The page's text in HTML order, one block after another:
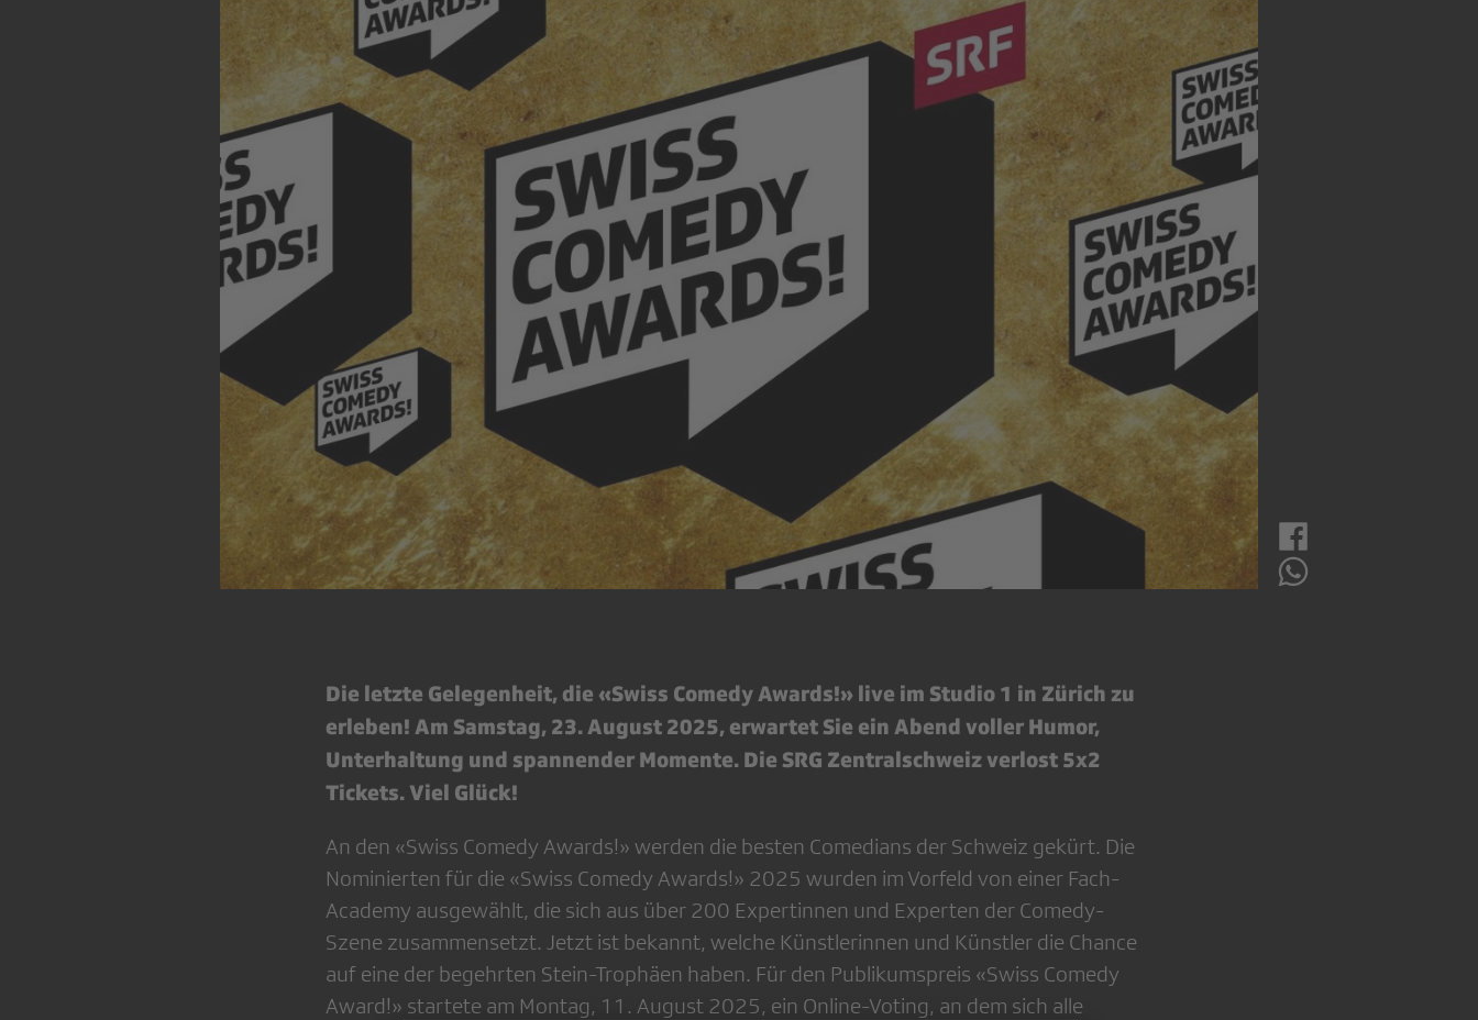
Die letzte Gelegenheit, die «Swiss Comedy Awards!» live im Studio 1 in Zürich zu
erleben! Am Samstag, 23. August 2025, erwartet Sie ein Abend voller Humor,
Unterhaltung und spannender Momente. Die SRG Zentralschweiz verlost 5x2
Tickets. Viel Glück!
An den «Swiss Comedy Awards!» werden die besten Comedians der Schweiz gekürt. Die
Nominierten für die «Swiss Comedy Awards!» 2025 wurden im Vorfeld von einer Fach-
Academy ausgewählt, die sich aus über 200 Expertinnen und Experten der Comedy-
Szene zusammensetzt. Jetzt ist bekannt, welche Künstlerinnen und Künstler die Chance
auf eine der begehrten Stein-Trophäen haben. Für den Publikumspreis «Swiss Comedy
Award!» startete am Montag, 11. August 2025, ein Online-Voting, an dem sich alle